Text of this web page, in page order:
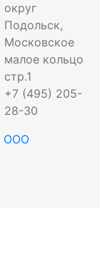
округ
Подольск,
Московское
малое кольцо
стр.1
+7 (495) 205-
28-30
ООО